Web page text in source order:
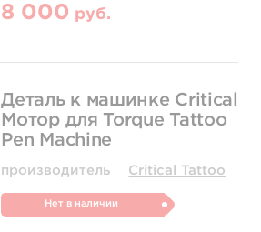
8 000 руб.
Деталь к машинке Critical
Мотор для Torque Tattoo
Pen Machine
производитель Critical Tattoo
Нет в наличии